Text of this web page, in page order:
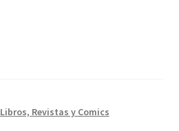
Libros, Revistas y Comics